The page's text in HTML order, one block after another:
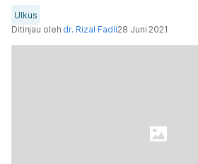
Ulkus
Ditinjau oleh dr. Rizal Fadli28 Juni 2021